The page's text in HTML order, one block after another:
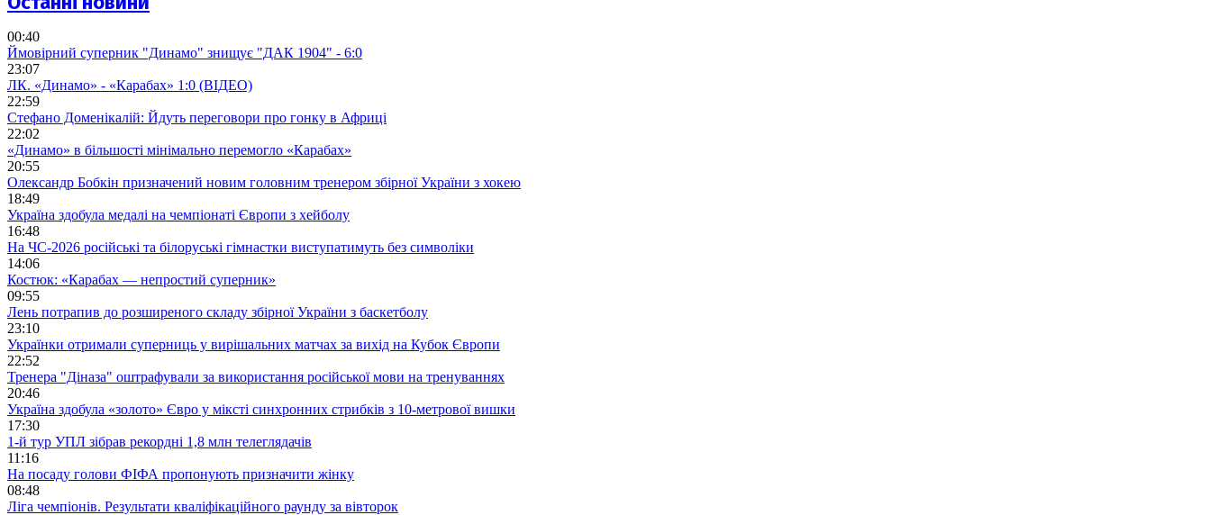
00:40
Ймовірний суперник "Динамо" знищує "ДАК 1904" - 6:0
23:07
ЛК. «Динамо» - «Карабах» 1:0 (ВІДЕО)
22:59
Стефано Доменікалій: Йдуть переговори про гонку в Африці
22:02
«Динамо» в більшості мінімально перемогло «Карабах»
20:55
Олександр Бобкін призначений новим головним тренером збірної України з хокею
18:49
Україна здобула медалі на чемпіонаті Європи з хейболу
16:48
На ЧС-2026 російські та білоруські гімнастки виступатимуть без символіки
14:06
Костюк: «Карабах — непростий суперник»
09:55
Лень потрапив до розширеного складу збірної України з баскетболу
23:10
Українки отримали суперниць у вирішальних матчах за вихід на Кубок Європи
22:52
Тренера "Діназа" оштрафували за використання російської мови на тренуваннях
20:46
Україна здобула «золото» Євро у міксті синхронних стрибків з 10-метрової вишки
17:30
1-й тур УПЛ зібрав рекордні 1,8 млн телеглядачів
11:16
На посаду голови ФІФА пропонують призначити жінку
08:48
Ліга чемпіонів. Результати кваліфікаційного раунду за вівторок